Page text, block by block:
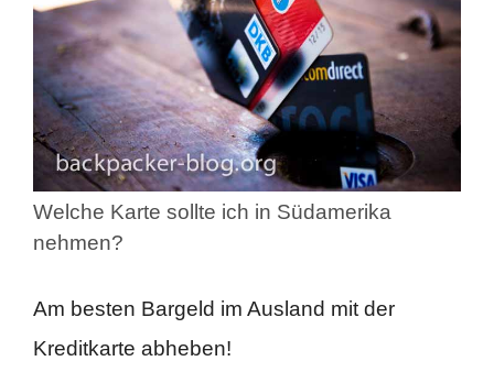
Welche Karte sollte ich in Südamerika
nehmen?
Am besten Bargeld im Ausland mit der
Kreditkarte abheben!